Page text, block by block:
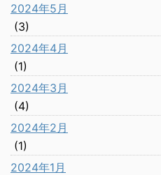
2024年5月
(3)
2024年4月
(1)
2024年3月
(4)
2024年2月
(1)
2024年1月